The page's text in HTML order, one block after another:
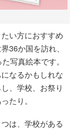
い方におすすめ
36か国を訪れ、
写真絵本です。
なるかもしれな
、学校、お祭り
たり。
は、学校がある